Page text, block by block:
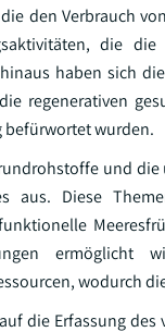
den Verbrauch
die
haben sich
regenerativen
wurden.
und
aus. Diese
ermöglicht
wodurch
die Erfassung